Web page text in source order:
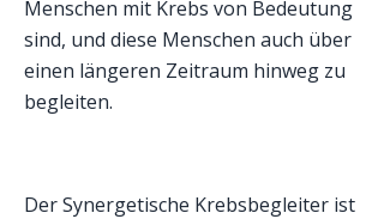
Menschen mit Krebs von Bedeutung
sind, und diese Menschen auch über
einen längeren Zeitraum hinweg zu
begleiten.
Der Synergetische Krebsbegleiter ist